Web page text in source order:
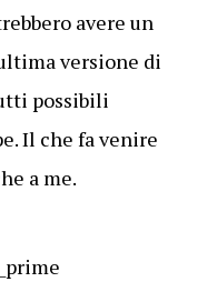
avere un
versione di
possibili
Il che fa venire
a me.